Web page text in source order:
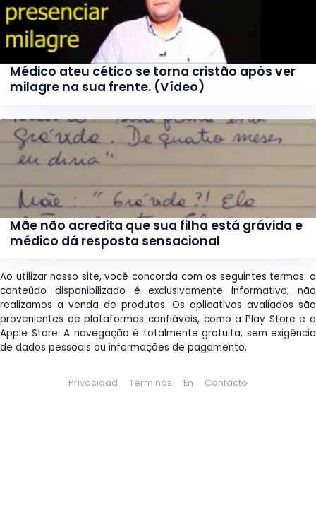
Médico ateu cético se torna cristão após ver
milagre na sua frente. (Vídeo)
Mãe não acredita que sua filha está grávida e
médico dá resposta sensacional
Ao utilizar nosso site, você concorda com os seguintes termos: o
conteúdo disponibilizado é exclusivamente informativo, não
realizamos a venda de produtos. Os aplicativos avaliados são
provenientes de plataformas confiáveis, como a Play Store e a
Apple Store. A navegação é totalmente gratuita, sem exigência
de dados pessoais ou informações de pagamento.
Privacidad Términos En Contacto